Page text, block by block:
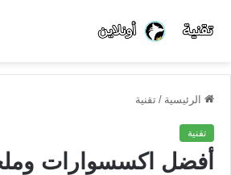
الرئيسية / تقنية
تقنية
أفضل اكسسوارات